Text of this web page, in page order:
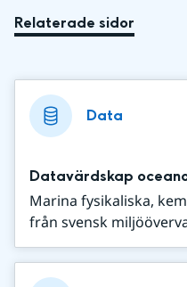
Relaterade sidor
Data
Datavärdskap
Marina fysikaliska,
från svensk